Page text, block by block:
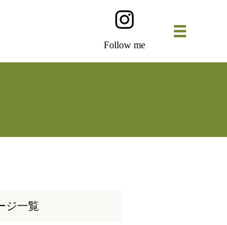
Follow me